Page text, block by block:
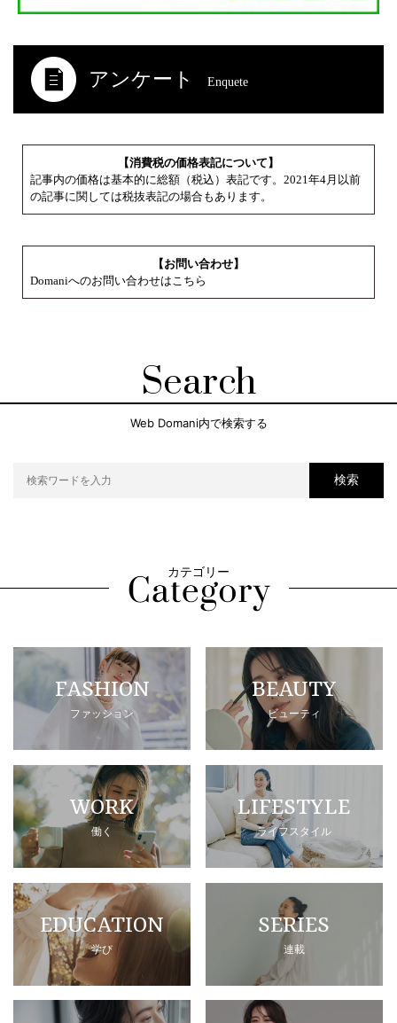
アンケート Enquete
【消費税の価格表記について】
記事内の価格は基本的に総額（税込）表記です。2021年4月以前
の記事に関しては税抜表記の場合もあります。
【お問い合わせ】
Domaniへのお問い合わせはこちら
Search
Web Domani内で検索する
検索
カテゴリー
FASHION
ファッション
BEAUTY
ビューティ
WORK
働く
LIFESTYLE
ライフスタイル
EDUCATION
学び
SERIES
連載